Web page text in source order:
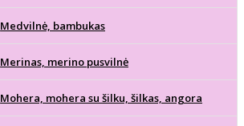
Medvilnė, bambukas
Merinas, merino pusvilnė
Mohera, mohera su šilku, šilkas, angora